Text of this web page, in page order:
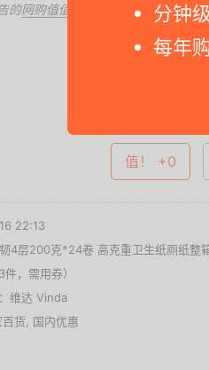
分钟
每年
的网购值值值App ，第一时间得到
查
值！ +0
22:13
4层200克*24卷 高克重卫生纸厕纸整
，需用券）
维达 Vinda
百货
国内优惠